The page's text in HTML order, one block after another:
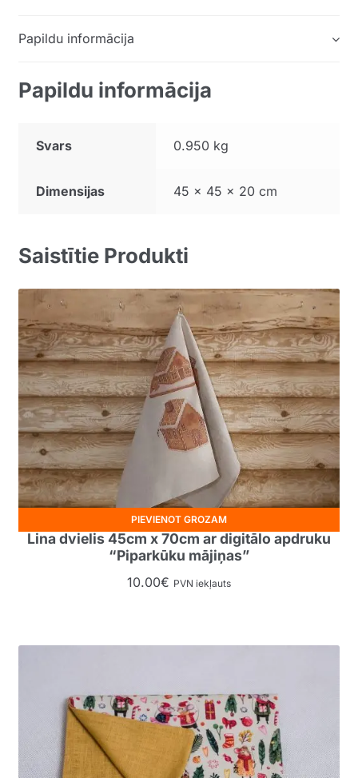
Papildu informācija
Papildu informācija
Svars 0.950 kg
Dimensijas 45 × 45 × 20 cm
Saistītie Produkti
Lina dvielis 45cm x 70cm ar digitālo apdruku
“Piparkūku mājiņas”
10.00€ PVN iekļauts
PIEVIENOT GROZAM